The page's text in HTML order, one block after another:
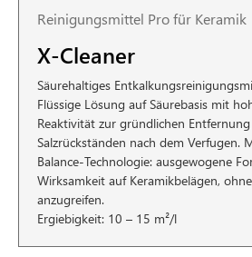
Reinigungsmittel Pro für Keramik
X-Cleaner
Säurehaltiges
Flüssige Lösung auf Säurebasis mit
Reaktivität zur gründlichen
Salzrückständen nach dem Verfugen.
Balance-Technologie: ausgewogene
Wirksamkeit auf Keramikbelägen,
anzugreifen.
Ergiebigkeit: 10 – 15 m²/l